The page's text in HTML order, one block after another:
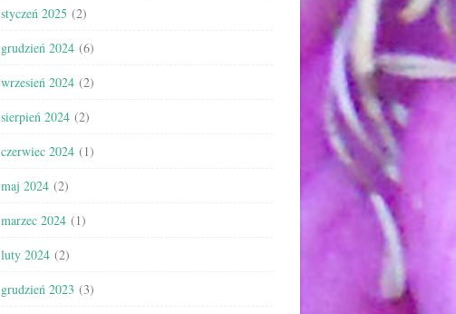
styczeń 2025 (2)
grudzień 2024 (6)
wrzesień 2024 (2)
sierpień 2024 (2)
czerwiec 2024 (1)
maj 2024 (2)
marzec 2024 (1)
luty 2024 (2)
grudzień 2023 (3)